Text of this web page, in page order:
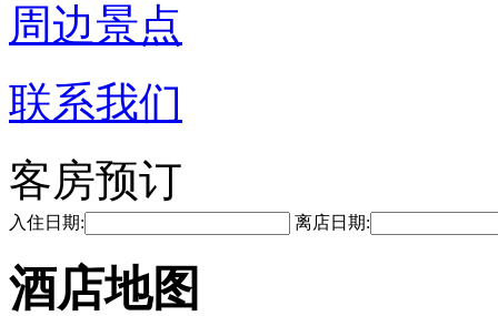
周边景点
联系我们
客房预订
入住日期: 离店日期:
酒店地图